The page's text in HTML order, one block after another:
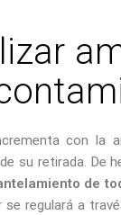
con la
su retirada. De
de
se regulará a